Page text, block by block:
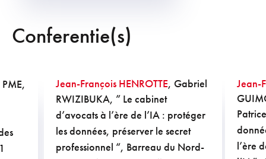
2019 - tot op heden : Voorzitter (Bestuurder
des Barreaux de tradition juridique
commune
2015 - tot op heden : Lid van de
International Bar Association.
Conferentie(s)
Jean-François HENROTTE, Gabriel
RWIZIBUKA, ” Le cabinet
d’avocats à l’ère de l’IA : protéger
les données, préserver le secret
professionnel “, Barreau du Nord-
Jean-
l’ère